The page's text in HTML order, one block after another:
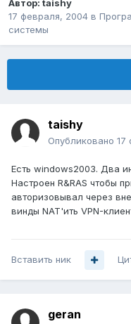
Автор: taishy
17 февраля, 2004 в
системы
taishy
Опубликовано 17
Есть windows2003. Два
Настроен R&RAS чтобы
авторизовывал через
винды NAT'ить VPN-
Вставить ник
geran